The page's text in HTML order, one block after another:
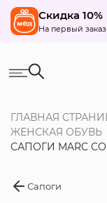
Скидка 10%
На первый
ГЛАВНАЯ
ЖЕНСКАЯ ОБУВЬ
САПОГИ MARC
Сапоги